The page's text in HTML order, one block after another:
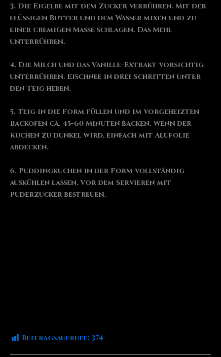
3. Die Eigelbe mit dem Zucker verrühren. Mit der
flüssigen Butter und dem Wasser mixen und zu
einer cremigen Masse schlagen. Das Mehl
unterrühren.
4. Die Milch und das Vanille-Extrakt vorsichtig
unterrühren. Eischnee in drei Schritten unter
den Teig heben.
5. Teig in die Form füllen und im vorgeheizten
Backofen ca. 45-60 Minuten backen. Wenn der
Kuchen zu dunkel wird, einfach mit Alufolie
abdecken.
6. Puddingkuchen in der Form vollständig
auskühlen lassen. Vor dem Servieren mit
Puderzucker bestreuen.
Beitragsaufrufe: 374